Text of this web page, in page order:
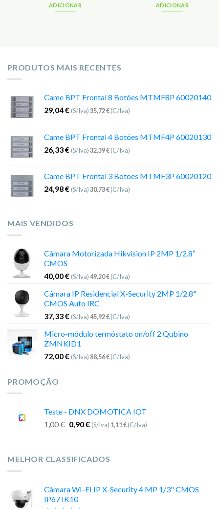
ADICIONAR ADICIONAR
PRODUTOS MAIS RECENTES
Came BPT Frontal 8 Botões MTMF8P 60020140
29,04€ (S/Iva)35,72€(C/Iva)
Came BPT Frontal 4 Botões MTMF4P 60020130
26,33€ (S/Iva)32,39€(C/Iva)
Came BPT Frontal 3 Botões MTMF3P 60020120
24,98€ (S/Iva)30,73€(C/Iva)
MAIS VENDIDOS
Câmara Motorizada Hikvision IP 2MP 1/2.8″
CMOS
40,00€ (S/Iva)49,20€(C/Iva)
Câmara IP Residencial X-Security 2MP 1/2.8"
CMOS Auto IRC
37,33€ (S/Iva)45,92€(C/Iva)
Micro-módulo termóstato on/off 2 Qubino
ZMNKID1
72,00€ (S/Iva) 88,56€(C/Iva)
PROMOÇÃO
Teste - DNX DOMOTICA IOT
1,00€ 0,90€ (S/Iva) 1,11€(C/Iva)
MELHOR CLASSIFICADOS
Câmara WI-FI IP X-Security 4 MP 1/3" CMOS
IP67 IK10